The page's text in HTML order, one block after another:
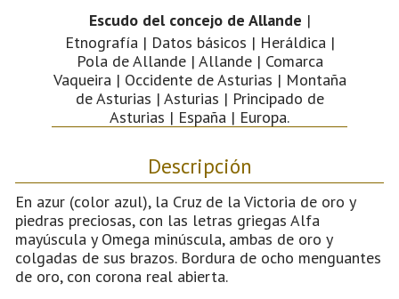
Escudo del concejo de Allande |
Etnografía | Datos básicos | Heráldica |
Pola de Allande | Allande | Comarca
Vaqueira | Occidente de Asturias | Montaña
de Asturias | Asturias | Principado de
Asturias | España | Europa.
Descripción
En azur (color azul), la Cruz de la Victoria de oro y
piedras preciosas, con las letras griegas Alfa
mayúscula y Omega minúscula, ambas de oro y
colgadas de sus brazos. Bordura de ocho menguantes
de oro, con corona real abierta.